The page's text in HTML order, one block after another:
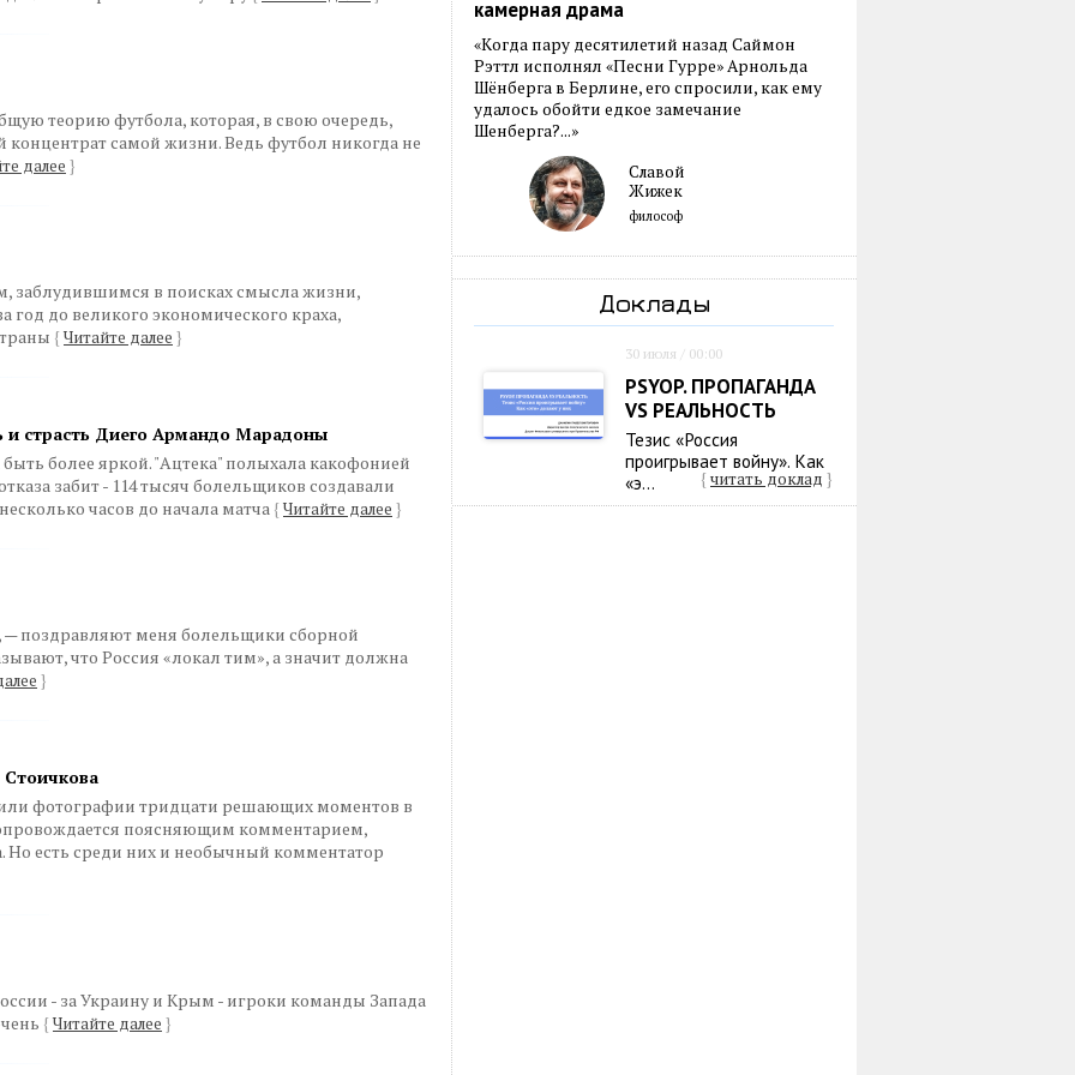
теорию футбола, которая, в свою очередь,
концентрат самой жизни. Ведь футбол никогда не
далее }
заблудившимся в поисках смысла жизни,
год до великого экономического краха,
{ Читайте далее }
и страсть Диего Армандо Марадоны
более яркой. "Ацтека" полыхала какофонией
забит - 114 тысяч болельщиков создавали
часов до начала матча { Читайте далее }
поздравляют меня болельщики сборной
что Россия «локал тим», а значит должна
}
Стоичкова
фотографии тридцати решающих моментов в
поясняющим комментарием,
Но есть среди них и необычный комментатор
- за Украину и Крым - игроки команды Запада
{ Читайте далее }
камерная драма
«Когда пару десятилетий назад Саймон
Рэттл исполнял «Песни Гурре» Арнольда
Шёнберга в Берлине, его спросили, как ему
удалось обойти едкое замечание
Шенберга?...»
Славой
Жижек
философ
Доклады
30 июля / 00:00
PSYOP. ПРОПАГАНДА
VS РЕАЛЬНОСТЬ
Тезис «Россия
проигрывает войну». Как
«э...
{ читать доклад }